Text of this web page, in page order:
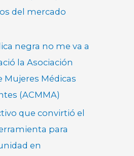
del mercado
negra no me va a
la Asociación
Mujeres Médicas
(ACMMA)
que convirtió el
para
en